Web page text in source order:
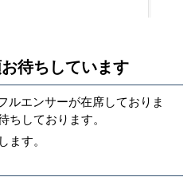
待ちしています
ルエンサーが在席しておりま
ちしております。
ます。